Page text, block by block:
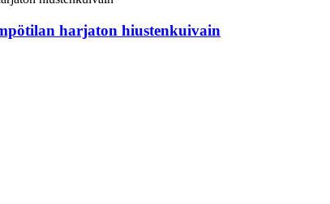
harjaton hiustenkuivain